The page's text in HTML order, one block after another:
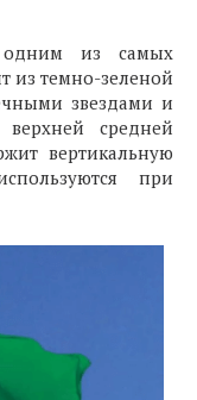
одним из самых
из темно-зеленой
звездами и
средней
вертикальную
при